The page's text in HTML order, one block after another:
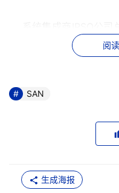
最初步骤应当是建立适
用设备的硬件标准；互
有用于管理这些存储区域
这可能意味着要丢弃
修改，但我们需要明白
阅
SAN
生成海报